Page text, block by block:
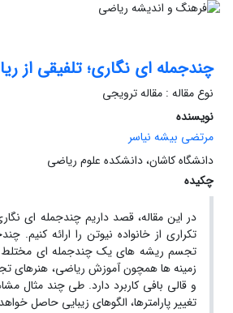
چندجمله ای نگاری؛ تلفیقی از
نوع مقاله : مقاله ترویجی
نویسنده
مرتضی بیشه‌ نیاسر
دانشگاه کاشان، دانشکده علوم ریاضی
چکیده
در این مقاله، قصد داریم چندجمله ای
تکراری از خانواده نیوتن را ارائه کنیم.
تجسم ریشه های یک چندجمله ای مختلط
زمینه ها همچون آموزش ریاضی،
و قالی بافی کاربرد دارد. طی چند مثال
تغییر پارامترها، الگوهای زیبایی حاصل